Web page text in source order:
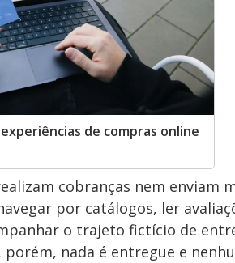
de compras online
cobranças nem enviam
por catálogos, ler
o trajeto fictício de
porém, nada é entregue e